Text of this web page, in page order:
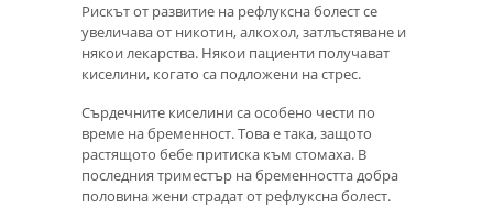
Рискът от развитие на рефлуксна болест се
увеличава от никотин, алкохол, затлъстяване и
някои лекарства. Някои пациенти получават
киселини, когато са подложени на стрес.
Сърдечните киселини са особено чести по
време на бременност. Това е така, защото
растящото бебе притиска към стомаха. В
последния триместър на бременността добра
половина жени страдат от рефлуксна болест.